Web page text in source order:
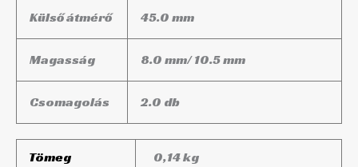
Külső átmérő 45.0 mm
Magasság 8.0 mm/10.5 mm
Csomagolás 2.0 db
Tömeg 0,14 kg